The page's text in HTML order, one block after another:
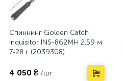
Спиннинг Golden Catch
Inquisitor INS-862MH 2.59 м
7-28 г (2039308)
4 050 ₴ /шт.